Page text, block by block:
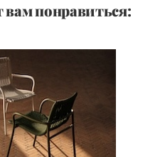
вам понравиться: